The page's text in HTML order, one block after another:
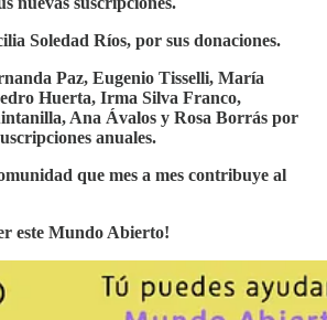
Soledad Ríos, por sus donaciones.
Paz, Eugenio Tisselli, María
Huerta, Irma Silva Franco,
Ana Ávalos y Rosa Borrás por
anuales.
que mes a mes contribuye al
este Mundo Abierto!